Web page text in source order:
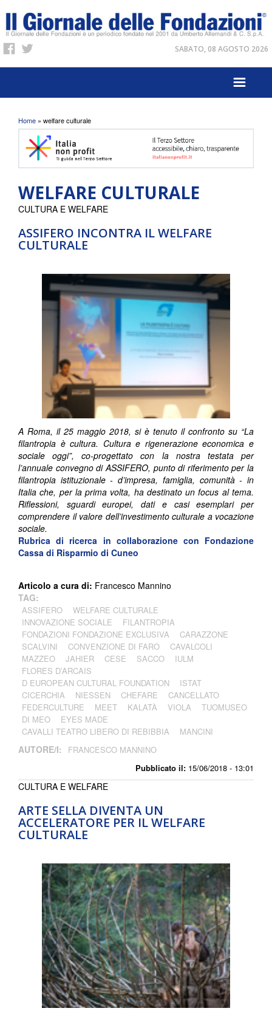
SABATO, 08 AGOSTO 2026
Tu sei qui
Home » welfare culturale
WELFARE CULTURALE
ASSIFERO INCONTRA IL WELFARE
CULTURALE
Pubblicato il: 15/06/2018 - 13:01
CULTURA E WELFARE
A Roma, il 25 maggio 2018, si è tenuto il confronto su “La
filantropia è cultura. Cultura e rigenerazione economica e
sociale oggi”, co-progettato con la nostra testata per
l’annuale convegno di ASSIFERO, punto di riferimento per la
filantropia istituzionale - d’impresa, famiglia, comunità - in
Italia che, per la prima volta, ha destinato un focus al tema.
Riflessioni, sguardi europei, dati e casi esemplari per
comprendere il valore dell’investimento culturale a vocazione
sociale.
Rubrica di ricerca in collaborazione con Fondazione
Cassa di Risparmio di Cuneo
Articolo a cura di: Francesco Mannino
TAG:
ASSIFERO
WELFARE CULTURALE
INNOVAZIONE SOCIALE
FILANTROPIA
FONDAZIONI FONDAZIONE EXCLUSIVA
CARAZZONE
SCALVINI
CONVENZIONE DI FARO
CAVALCOLI
MAZZEO
JAHIER CESE SACCO
IULM
FLORES D’ARCAIS
D EUROPEAN CULTURAL FOUNDATION
ISTAT
CICERCHIA
NIESSEN CHEFARE
CANCELLATO
FEDERCULTURE
MEET KALATÀ VIOLA
TUOMUSEO
DI MEO
EYES MADE
CAVALLI TEATRO LIBERO DI REBIBBIA
MANCINI
AUTORE/I: FRANCESCO MANNINO
ARTE SELLA DIVENTA UN
ACCELERATORE PER IL WELFARE
CULTURALE
CULTURA E WELFARE